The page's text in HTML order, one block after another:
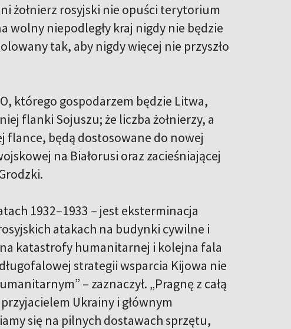
żołnierz rosyjski nie opuści terytorium
wolny niepodległy kraj nigdy nie będzie
tak, aby nigdy więcej nie przyszło
którego gospodarzem będzie Litwa,
flanki Sojuszu; że liczba żołnierzy, a
flance, będą dostosowane do nowej
na Białorusi oraz zacieśniającej
1932–1933 – jest eksterminacja
atakach na budynki cywilne i
katastrofy humanitarnej i kolejna fala
strategii wsparcia Kijowa nie
– zaznaczył. „Pragnę z całą
Ukrainy i głównym
się na pilnych dostawach sprzętu,